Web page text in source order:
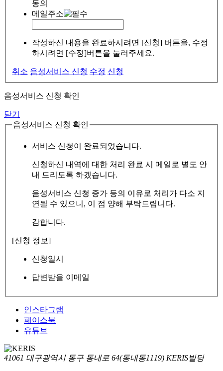
동의
메일주소
작성하신 내용을 완료하시려면 [신청] 버튼을, 수정
하시려면 [수정]버튼을 눌러주세요.
취소 음성서비스 신청 수정 신청
음성서비스 신청 확인
닫기
음성서비스 신청 확인
서비스 신청이 완료되었습니다.
신청하신 내역에 대한 처리 완료 시 메일로 별도 안
내 드리도록 하겠습니다.
음성서비스 신청 증가 등의 이유로 처리가 다소 지
연될 수 있으니, 이 점 양해 부탁드립니다.
감합니다.
[신청 정보]
신청일시
답변받을 이메일
인스타그램
페이스북
유튜브
41061 대구광역시 동구 동내로 64(동내동1119) KERIS빌딩